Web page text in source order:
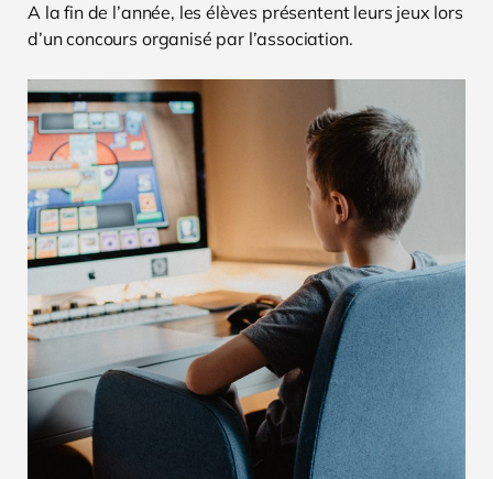
A la fin de l’année, les élèves présentent leurs jeux lors
d’un concours organisé par l’association.